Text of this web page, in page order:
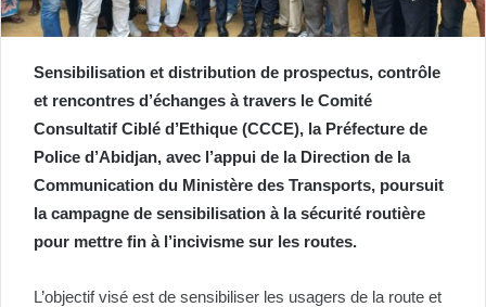
Sensibilisation et distribution de prospectus, contrôle
et rencontres d’échanges à travers le Comité
Consultatif Ciblé d’Ethique (CCCE), la Préfecture de
Police d’Abidjan, avec l’appui de la Direction de la
Communication du Ministère des Transports, poursuit
la campagne de sensibilisation à la sécurité routière
pour mettre fin à l’incivisme sur les routes.
L’objectif visé est de sensibiliser les usagers de la route et